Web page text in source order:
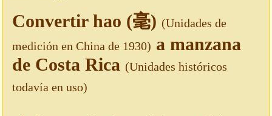
Convertir hao (毫) (Unidades de
medición en China de 1930) a manzana
de Costa Rica (Unidades históricos
todavía en uso)